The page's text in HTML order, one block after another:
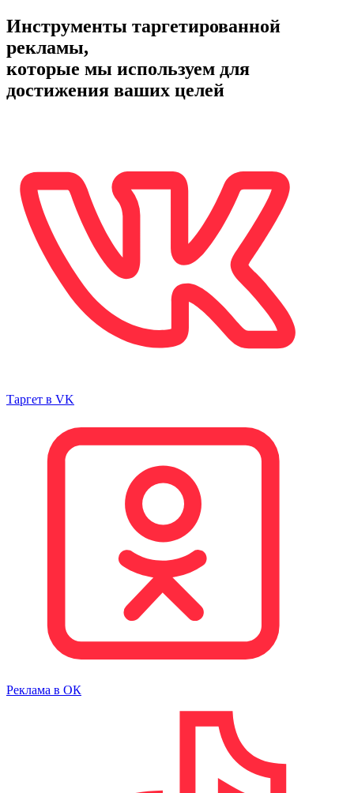
Инструменты таргетированной
рекламы,
которые мы используем для
достижения ваших целей
Таргет в VK
Реклама в ОК